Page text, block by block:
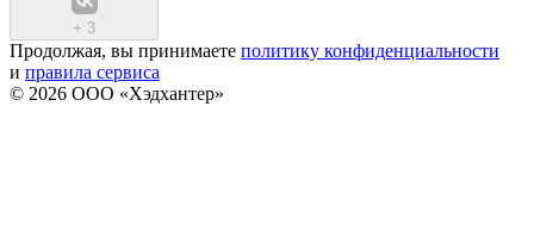
+ 3
Продолжая, вы принимаете политику конфиденциальности
и правила сервиса
© 2026 ООО «Хэдхантер»